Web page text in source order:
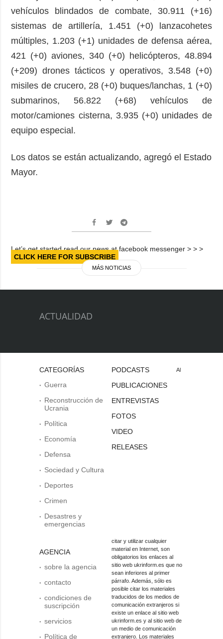
vehículos blindados de combate, 30.911 (+16)
sistemas de artillería, 1.451 (+0) lanzacohetes
múltiples, 1.203 (+1) unidades de defensa aérea,
421 (+0) aviones, 340 (+0) helicópteros, 48.894
(+209) drones tácticos y operativos, 3.548 (+0)
misiles de crucero, 28 (+0) buques/lanchas, 1 (+0)
submarinos, 56.822 (+68) vehículos de
motor/camiones cisterna, 3.935 (+0) unidades de
equipo especial.
Los datos se están actualizando, agregó el Estado
Mayor.
Let’s get started read our news at facebook messenger > > >
CLICK HERE FOR SUBSCRIBE
MÁS NOTICIAS
ACTUALIDAD
CATEGORÍAS
Guerra
Reconstrucción de
Ucrania
Política
Economía
Defensa
Sociedad y Cultura
Deportes
Crimen
Desastres y
emergencias
AGENCIA
sobre la agencia
contacto
condiciones de
suscripción
servicios
Política de
PODCASTS
PUBLICACIONES
ENTREVISTAS
FOTOS
VIDEO
RELEASES
Al
citar y utilizar cualquier
material en Internet, son
obligatorios los enlaces al
sitio web ukrinform.es que no
sean inferiores al primer
párrafo. Además, sólo es
posible citar los materiales
traducidos de los medios de
comunicación extranjeros si
existe un enlace al sitio web
ukrinform.es y al sitio web de
un medio de comunicación
extranjero. Los materiales